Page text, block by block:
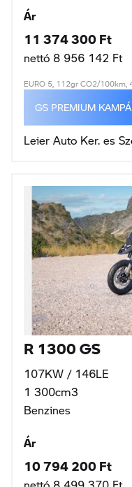
Ár
11 374 300 Ft
nettó 8 956 142 Ft
EURO 5, 112gr CO2/100km,
GS PREMIUM
Leier Auto Ker. es
R 1300 GS
107KW / 146LE
1 300cm3
Benzines
Ár
10 794 200 Ft